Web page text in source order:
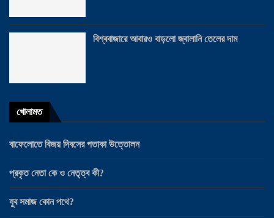
বিশ্ববাজারে আবারও বাড়লো জ্বালানি তেলের দাম
খোলামত
বাফেলোতে বিজয় দিবসের পতাকা উত্তোলন
প্রকৃত নেতা কে ও নেতৃত্ব কী?
যুব সমাজ কোন পথে?